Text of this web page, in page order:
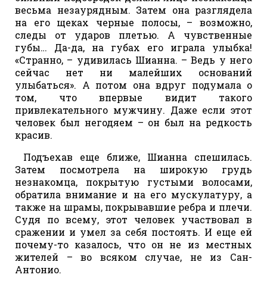
весьма незаурядным. Затем она разглядела
на его щеках черные полосы, – возможно,
следы от ударов плетью. А чувственные
губы… Да-да, на губах его играла улыбка!
«Странно, – удивилась Шианна. – Ведь у него
сейчас нет ни малейших оснований
улыбаться». А потом она вдруг подумала о
том, что впервые видит такого
привлекательного мужчину. Даже если этот
человек был негодяем – он был на редкость
красив.
Подъехав еще ближе, Шианна спешилась.
Затем посмотрела на широкую грудь
незнакомца, покрытую густыми волосами,
обратила внимание и на его мускулатуру, а
также на шрамы, покрывавшие ребра и плечи.
Судя по всему, этот человек участвовал в
сражении и умел за себя постоять. И еще ей
почему-то казалось, что он не из местных
жителей – во всяком случае, не из Сан-
Антонио.